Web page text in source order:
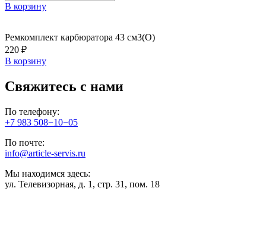
В корзину
Ремкомплект карбюратора 43 см3(О)
220 ₽
В корзину
Свяжитесь с нами
По телефону:
+7 983 508−10−05
По почте:
info@article-servis.ru
Мы находимся здесь:
ул. Телевизорная, д. 1, стр. 31, пом. 18